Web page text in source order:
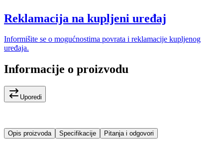
Reklamacija na kupljeni uređaj
Informišite se o mogućnostima povrata i reklamacije kupljenog
uređaja.
Informacije o proizvodu
Uporedi
Opis proizvoda Specifikacije Pitanja i odgovori